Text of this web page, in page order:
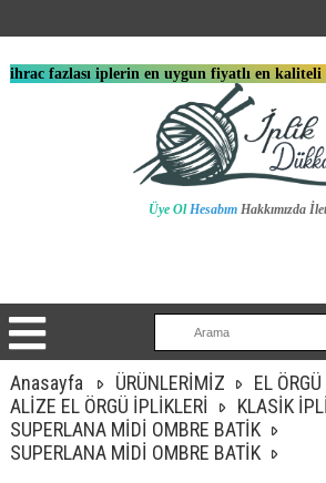
ihrac fazlası iplerin en uygun fiyatlı en kaliteli
Üye Ol Hesabım Hakkımızda
Anasayfa ÜRÜNLERİMİZ
EL
ALİZE EL ÖRGÜ İPLİKLERİ
KLASİK
SUPERLANA MİDİ OMBRE BATİK
SUPERLANA MİDİ OMBRE BATİK